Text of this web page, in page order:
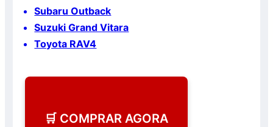
Subaru Outback
Suzuki Grand Vitara
Toyota RAV4
🛒 COMPRAR AGORA